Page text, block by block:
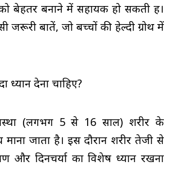
बेहतर बनाने में सहायक हो सकती हैं।
बातें, जो बच्चों की हेल्दी ग्रोथ में
ध्यान देना चाहिए?
(लगभग 5 से 16 साल) शरीर के
जाता है। इस दौरान शरीर तेजी से
और दिनचर्या का विशेष ध्यान रखना